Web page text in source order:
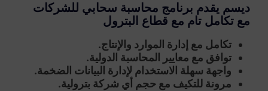
ديسم يقدم برنامج محاسبة سحابي للشركات
مع تكامل تام مع قطاع البترول
تكامل مع إدارة الموارد والإنتاج.
توافق مع معايير المحاسبة الدولية.
واجهة سهلة الاستخدام لإدارة البيانات الضخمة.
مرونة للتكيف مع حجم أي شركة بترولية.